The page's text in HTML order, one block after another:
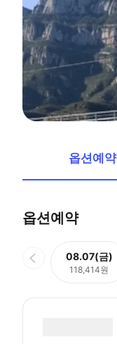
옵션예약
옵션예약
08.07(금)
118,414원